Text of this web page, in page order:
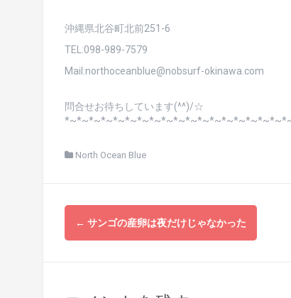
沖縄県北谷町北前251-6
TEL:098-989-7579
Mail:northoceanblue@nobsurf-okinawa.com
問合せお待ちしています(^^)/☆
North Ocean Blue
投
稿
← サンゴの産卵は夜だけじゃなかった